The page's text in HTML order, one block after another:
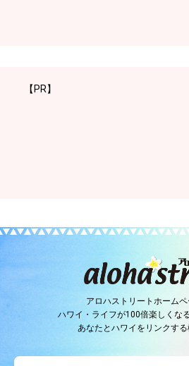
【PR】
アロハストリートホームペ
ハワイ・ライフが100倍楽しくな
あなたとハワイをリンクする